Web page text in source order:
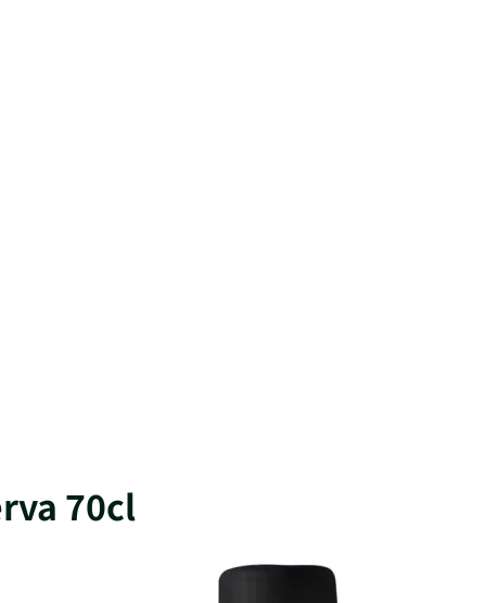
70cl